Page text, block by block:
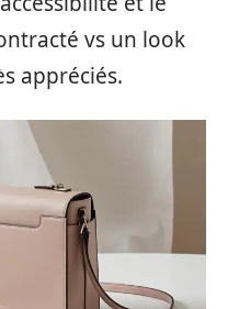
vs un look
appréciés.